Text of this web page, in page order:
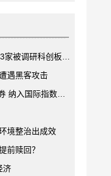
公司月内涨幅均超40%
遇黑客攻击
际指数步伐提速
境整治出成效
前赎回？
济